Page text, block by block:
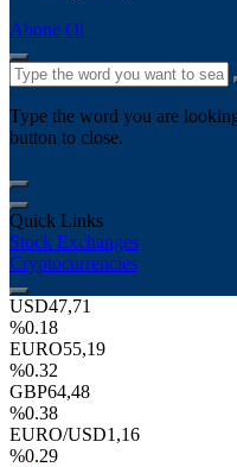
Abone Ol
Type the word you are
button to close.
Quick Links
Stock Exchanges
Cryptocurrencies
USD47,71
%0.18
EURO55,19
%0.32
GBP64,48
%0.38
EURO/USD1,16
%0.29